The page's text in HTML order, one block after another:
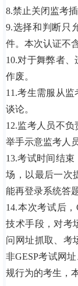
8.禁止关闭监考插
9.选择和判断只
件。本次认证不
10.对于舞弊者
作废。
11.考生需服从
谈论。
12.监考人员不
举手示意监考人
13.考试时间结
场，以最后一次
能再登录系统答题
14.本次考试后
技术手段，对考
问网址抓取、考
非GESP考试网
规行为的考生，